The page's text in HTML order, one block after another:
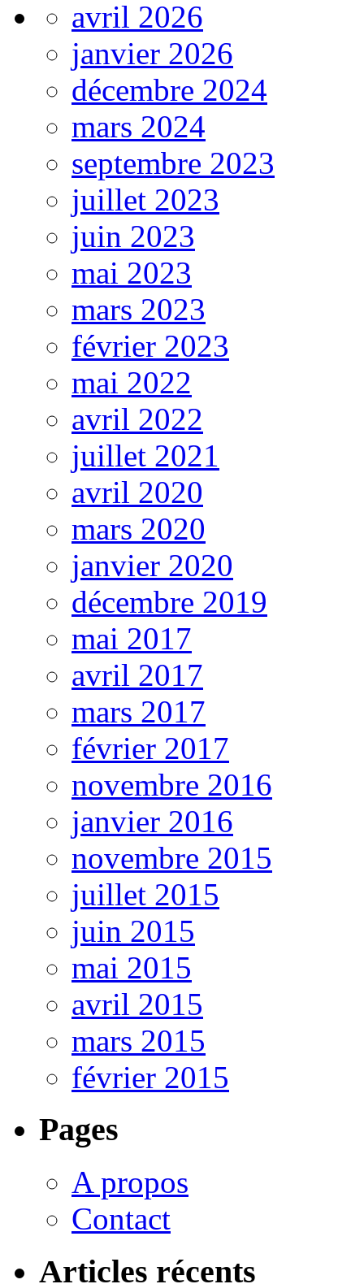
avril 2026
janvier 2026
décembre 2024
mars 2024
septembre 2023
juillet 2023
juin 2023
mai 2023
mars 2023
février 2023
mai 2022
avril 2022
juillet 2021
avril 2020
mars 2020
janvier 2020
décembre 2019
mai 2017
avril 2017
mars 2017
février 2017
novembre 2016
janvier 2016
novembre 2015
juillet 2015
juin 2015
mai 2015
avril 2015
mars 2015
février 2015
Pages
A propos
Contact
Articles récents